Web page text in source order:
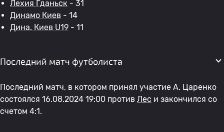
Лехия Гданьск - 31
Динамо Киев - 14
Дина. Киев U19 - 11
Последний матч футболиста
Последний матч, в котором принял участие A. Царенко
состоялся 16.08.2024 19:00 против Лес и закончился со
счетом 4:1.